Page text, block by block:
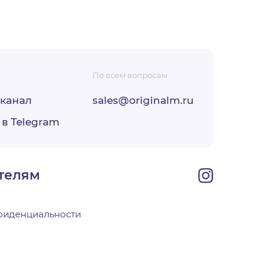
«О
Telegram
По всем вопросам
sales@originalm.ru